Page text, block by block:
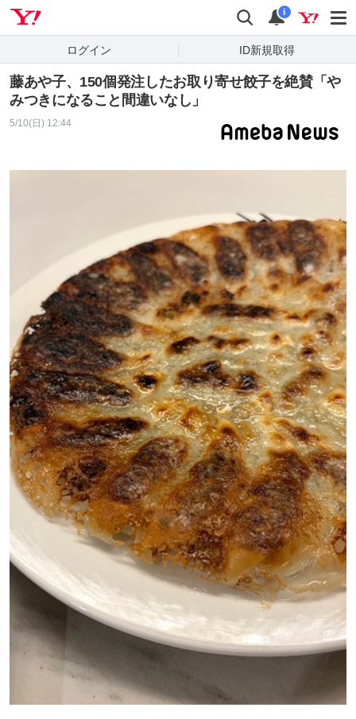
検索 通知
i
ログイン ID新規取得
藤あや子、150個発注したお取り寄せ餃子を絶賛「や
みつきになること間違いなし」
5/10(日) 12:44